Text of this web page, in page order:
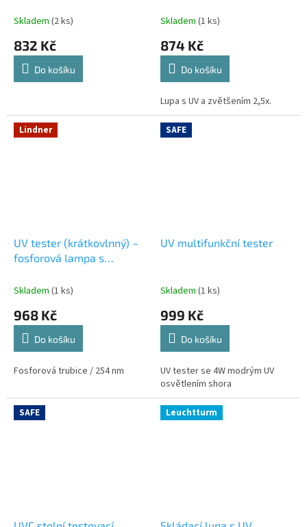
Skladem (2 ks)
832 Kč
Do košíku
Skladem (1 ks)
874 Kč
Do košíku
Lupa s UV a zvětšením 2,5x.
Lindner
UV tester (krátkovlnný) –
fosforová lampa s
Skladem (1 ks)
968 Kč
Do košíku
Fosforová trubice / 254 nm
SAFE
UV multifunkční tester
Skladem (1 ks)
999 Kč
Do košíku
UV tester se 4W modrým UV
osvětlením shora
SAFE Leuchtturm